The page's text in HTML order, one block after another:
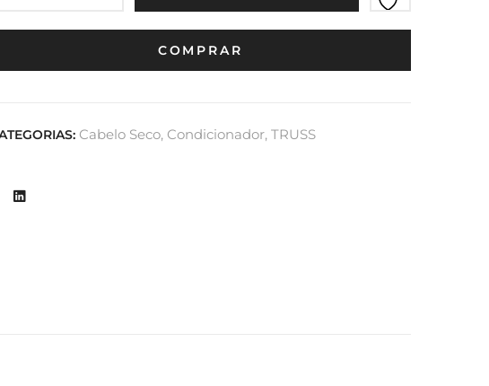
COMPRAR
Cabelo Seco, Condicionador, TRUSS